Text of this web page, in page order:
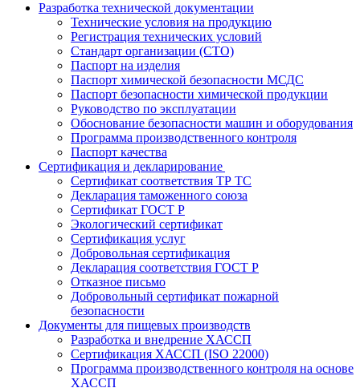
Разработка технической документации
Технические условия на продукцию
Регистрация технических условий
Стандарт организации (СТО)
Паспорт на изделия
Паспорт химической безопасности МСДС
Паспорт безопасности химической продукции
Руководство по эксплуатации
Обоснование безопасности машин и оборудования
Программа производственного контроля
Паспорт качества
Сертификация и декларирование
Сертификат соответствия ТР ТС
Декларация таможенного союза
Сертификат ГОСТ Р
Экологический сертификат
Сертификация услуг
Добровольная сертификация
Декларация соответствия ГОСТ Р
Отказное письмо
Добровольный сертификат пожарной
безопасности
Документы для пищевых производств
Разработка и внедрение ХАССП
Сертификация ХАССП (ISO 22000)
Программа производственного контроля на основе
ХАССП